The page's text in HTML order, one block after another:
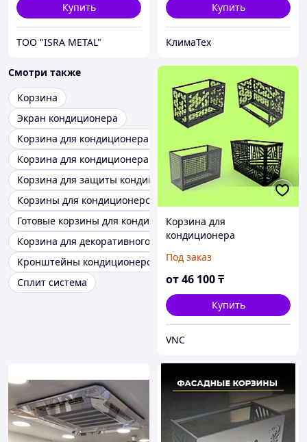
Купить
ТОО "ISRA METAL"
Купить
КлимаТех
Смотри также
Корзина
Экран кондиционера
Корзина для кондиционера жалюзи
Корзина для кондиционера с крышкой
Корзина для защиты кондиционера
Корзины для кондиционеров
Готовые корзины для кондиционеров
Корзина для декоративного оформления кондиционера
Кронштейны кондиционеров
Сплит система
Корзина для
кондиционера
Под заказ
от46 100₸
Купить
VNC